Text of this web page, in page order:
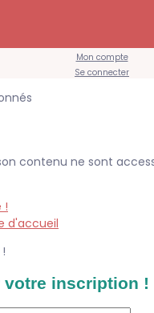
Mon compte
Se connecter
contenu ne sont
!
d'accueil
votre inscription !